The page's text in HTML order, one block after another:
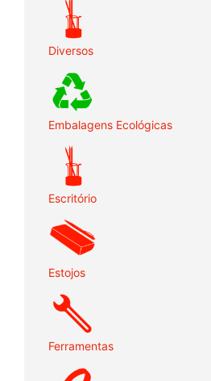
Diversos
Embalagens Ecológicas
Escritório
Estojos
Ferramentas